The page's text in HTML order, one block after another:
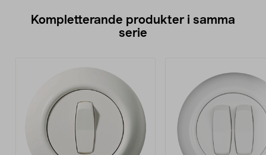
Kompletterande produkter i samma
serie